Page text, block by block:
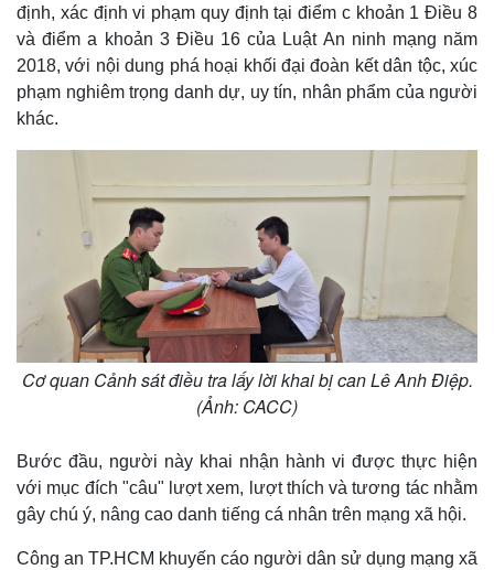
Thế giới
Quan sát
Cuộc sống đó đây
Multimedia
Video
Ảnh
Infographic
định, xác định vi phạm quy định tại điểm c khoản 1 Điều 8
và điểm a khoản 3 Điều 16 của Luật An ninh mạng năm
2018, với nội dung phá hoại khối đại đoàn kết dân tộc, xúc
phạm nghiêm trọng danh dự, uy tín, nhân phẩm của người
khác.
Cơ quan Cảnh sát điều tra lấy lời khai bị can Lê Anh Điệp.
(Ảnh: CACC)
Bước đầu, người này khai nhận hành vi được thực hiện
với mục đích "câu" lượt xem, lượt thích và tương tác nhằm
gây chú ý, nâng cao danh tiếng cá nhân trên mạng xã hội.
Công an TP.HCM khuyến cáo người dân sử dụng mạng xã